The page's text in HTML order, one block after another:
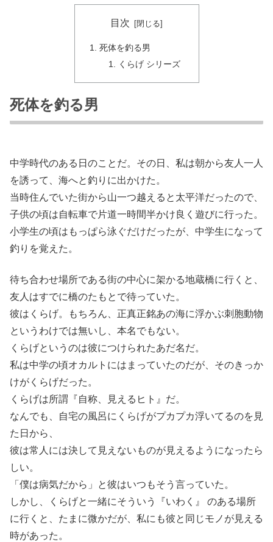
目次
死体を釣る男
くらげ シリーズ
死体を釣る男
中学時代のある日のことだ。その日、私は朝から友人一人
を誘って、海へと釣りに出かけた。
当時住んでいた街から山一つ越えると太平洋だったので、
子供の頃は自転車で片道一時間半かけ良く遊びに行った。
小学生の頃はもっぱら泳ぐだけだったが、中学生になって
釣りを覚えた。
待ち合わせ場所である街の中心に架かる地蔵橋に行くと、
友人はすでに橋のたもとで待っていた。
彼はくらげ。もちろん、正真正銘あの海に浮かぶ刺胞動物
というわけでは無いし、本名でもない。
くらげというのは彼につけられたあだ名だ。
私は中学の頃オカルトにはまっていたのだが、そのきっか
けがくらげだった。
くらげは所謂『自称、見えるヒト』だ。
なんでも、自宅の風呂にくらげがプカプカ浮いてるのを見
た日から、
彼は常人には決して見えないものが見えるようになったら
しい。
「僕は病気だから」と彼はいつもそう言っていた。
しかし、くらげと一緒にそういう『いわく』 のある場所
に行くと、たまに微かだが、私にも彼と同じモノが見える
時があった。